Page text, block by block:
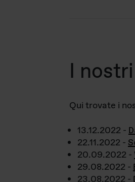
I nostri
Qui trovate i
13.12.2022 -
22.11.2022 -
20.09.2022 -
29.08.2022 -
23.08.2022 -